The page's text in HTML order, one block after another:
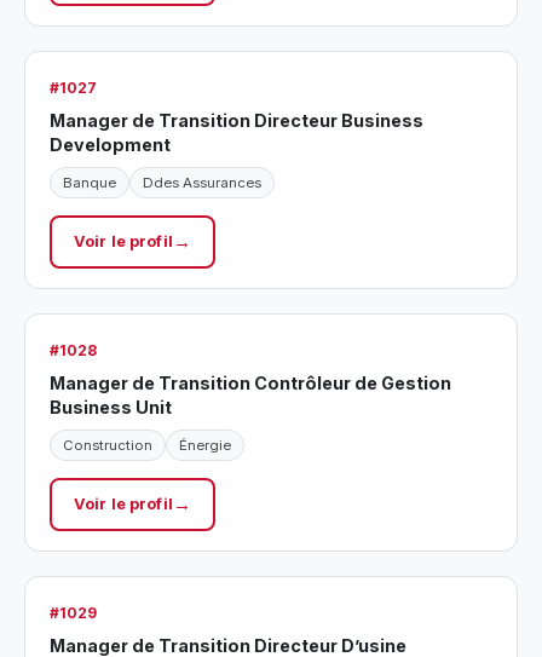
#1027
Manager de Transition Directeur Business
Development
Banque Ddes Assurances
Voir le profil
#1028
Manager de Transition Contrôleur de Gestion
Business Unit
Construction Énergie
Voir le profil
#1029
Manager de Transition Directeur D’usine